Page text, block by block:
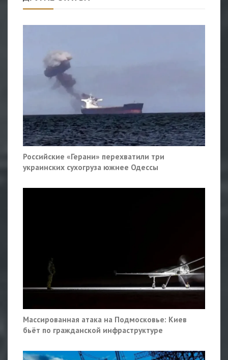
Российские «Герани» перехватили три
украинских сухогруза южнее Одессы
Массированная атака на Подмосковье: Киев
бьёт по гражданской инфраструктуре